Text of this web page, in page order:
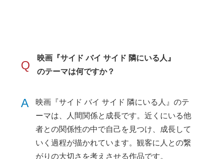
Q
映画『サイド バイ サイド 隣にいる人』
のテーマは何ですか？
A
映画『サイド バイ サイド 隣にいる人』のテ
ーマは、人間関係と成長です。近くにいる他
者との関係性の中で自己を見つけ、成長して
いく過程が描かれています。観客に人との繋
がりの大切さを考えさせる作品です。